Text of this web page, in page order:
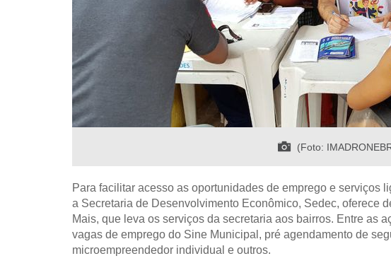
(Foto:
Para facilitar acesso as oportunidades de emprego e serviços
a Secretaria de Desenvolvimento Econômico, Sedec, oferece
Mais, que leva os serviços da secretaria aos bairros. Entre as
vagas de emprego do Sine Municipal, pré agendamento de
microempreendedor individual e outros.